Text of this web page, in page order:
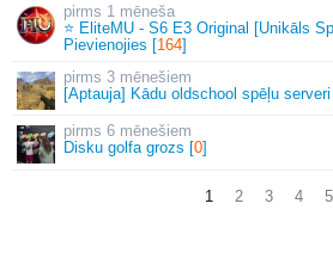
1 mēneša
⭐ EliteMU - S6 E3 Original [Unikāls
Pievienojies [164]
3 mēnešiem
[Aptauja] Kādu oldschool spēļu
6 mēnešiem
Disku golfa grozs [0]
1 2 3 4 5